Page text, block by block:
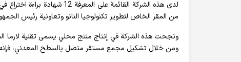
من المقر الخاص لتطوير تكنولوجيا النانو وتعاونية رئيس
ونجحت هذه الشركة في إنتاج منتج محلي يسمى تقنية لارما
ومن خلال تشكيل مجمع مستقر متصل بالسطح المعدني، فإنه